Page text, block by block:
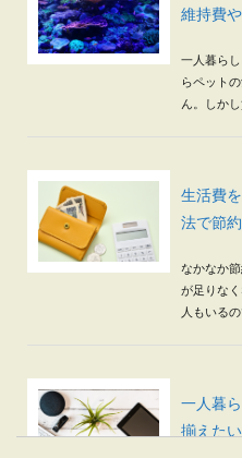
維持費
一人暮ら
らペット
ん。しかし
生活費
法で節
なかなか
が足りな
人もいるの
一人暮
揃えた